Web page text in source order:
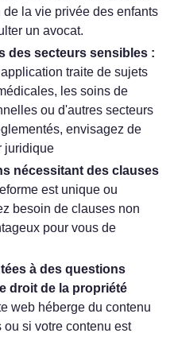
la vie privée des enfants
un avocat.
des secteurs sensibles :
traite de sujets
les soins de
ou d'autres secteurs
envisagez de
juridique
nécessitant des clauses
est unique ou
besoin de clauses non
pour vous de
à des questions
droit de la propriété
web héberge du contenu
si votre contenu est